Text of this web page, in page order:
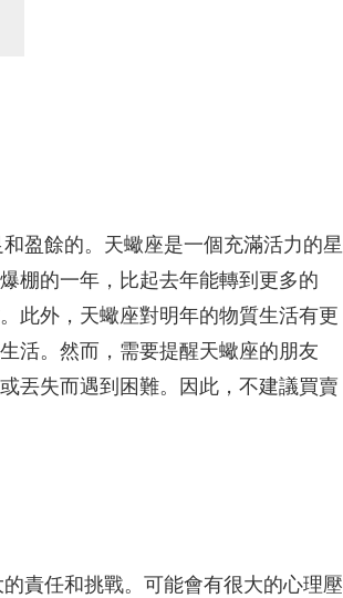
盈餘的。天蠍座是一個充滿活力的星
棚的一年，比起去年能轉到更多的
此外，天蠍座對明年的物質生活有更
活。然而，需要提醒天蠍座的朋友
丟失而遇到困難。因此，不建議買賣
責任和挑戰。可能會有很大的心理壓